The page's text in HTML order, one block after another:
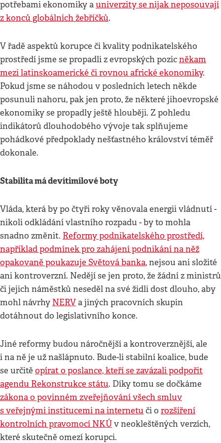
potřebami ekonomiky auniverzity se nijak neposouvají
z konců globálních žebříčků.
V řadě aspektů korupce či kvality podnikatelského
prostředí jsme se propadli z evropských pozicněkam
mezi latinskoamerické či rovnou africké ekonomiky.
Pokud jsme se náhodou v posledních letech někde
posunuli nahoru, pak jen proto, že některé jihoevropské
ekonomiky se propadly ještě hlouběji. Z pohledu
indikátorů dlouhodobého vývoje tak splňujeme
pohádkové předpoklady nešťastného království téměř
dokonale.
Stabilita má devítimílové boty
Vláda, která by po čtyři roky věnovala energii vládnutí -
nikoli odkládání vlastního rozpadu - by to mohla
snadno změnit. Reformy podnikatelského prostředí,
například podmínek pro zahájení podnikání na něž
opakovaně poukazuje Světová banka, nejsou ani složité
ani kontroverzní. Nedějí se jen proto, že žádní z ministrů
či jejich náměstků neseděl na své židli dost dlouho, aby
mohl návrhy NERVa jiných pracovních skupin
dotáhnout do legislativního konce.
Jiné reformy budou náročnější a kontroverznější, ale
i na ně je už našlápnuto. Bude-li stabilní koalice, bude
se určitě opírat o poslance, kteří se zavázali podpořit
agendu Rekonstrukce státu. Díky tomu se dočkáme
zákona o povinném zveřejňování všech smluv
s veřejnými institucemi na internetu či o rozšíření
kontrolních pravomocí NKÚv neokleštěných verzích,
které skutečně omezí korupci.